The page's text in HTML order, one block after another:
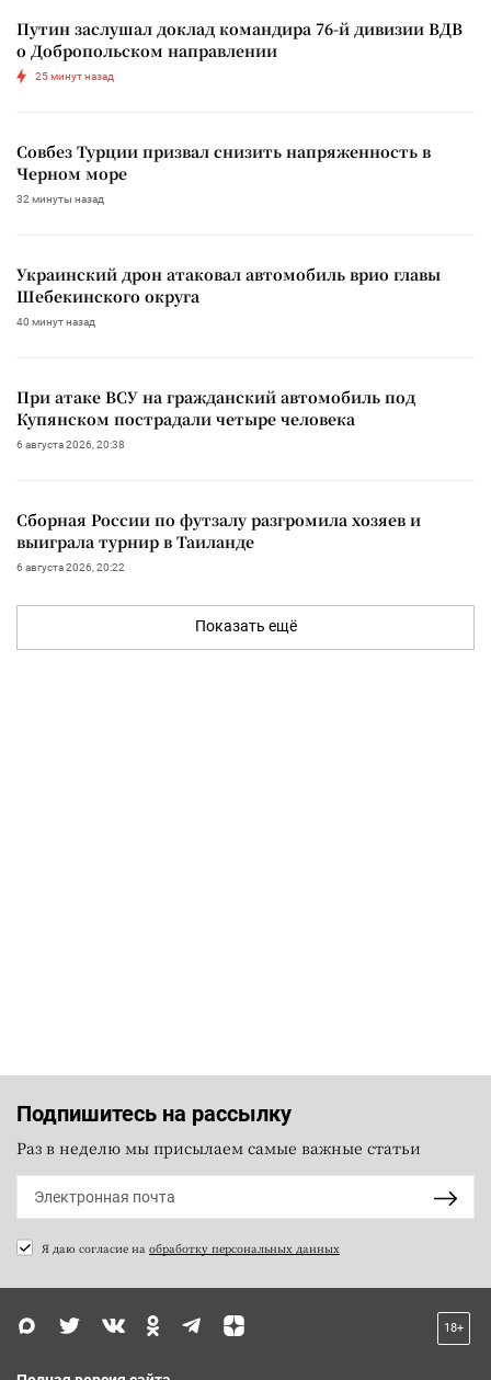
Путин заслушал доклад командира 76-й дивизии ВДВ
о Добропольском направлении
25 минут назад
Совбез Турции призвал снизить напряженность в
Черном море
32 минуты назад
Украинский дрон атаковал автомобиль врио главы
Шебекинского округа
40 минут назад
При атаке ВСУ на гражданский автомобиль под
Купянском пострадали четыре человека
6 августа 2026, 20:38
Сборная России по футзалу разгромила хозяев и
выиграла турнир в Таиланде
6 августа 2026, 20:22
Показать ещё
Подпишитесь на рассылку
Раз в неделю мы присылаем самые важные статьи
Я даю согласие на обработку персональных данных
18+